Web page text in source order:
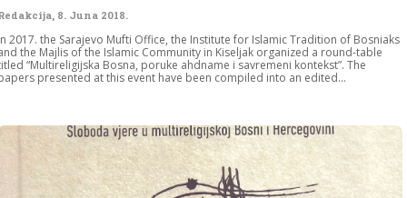
8. Juna 2018.
2017. the Sarajevo Mufti Office, the Institute for Islamic Tradition of Bosniaks
the Majlis of the Islamic Community in Kiseljak organized a round-table
“Multireligijska Bosna, poruke ahdname i savremeni kontekst”. The
presented at this event have been compiled into an edited...